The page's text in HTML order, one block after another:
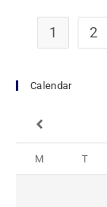
1 2
Calendar
M T